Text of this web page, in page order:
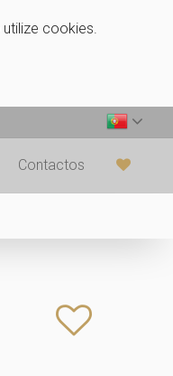
cookies.
Contactos